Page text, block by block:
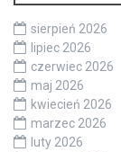
sierpień 2026
lipiec 2026
czerwiec 2026
maj 2026
kwiecień 2026
marzec 2026
luty 2026